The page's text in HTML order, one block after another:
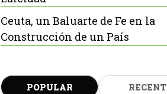
Ceuta, un Baluarte de Fe en la
Construcción de un País
POPULAR RECENT